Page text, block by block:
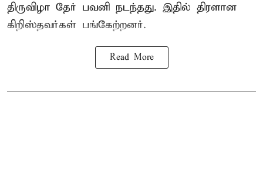
திருவிழா தேர் பவனி நடந்தது. இதில் திரளான
கிறிஸ்தவர்கள் பங்கேற்றனர்.
Read More